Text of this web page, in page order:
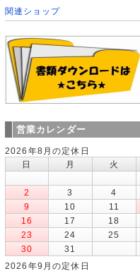
関連ショップ
営業カレンダー
2026年8月の定休日
日
月 火
2
3 4
9
10 11
16
17 18
23
24 25
30
31
2026年9月の定休日